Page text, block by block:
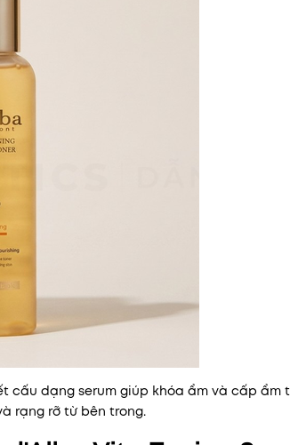
cấu dạng serum giúp khóa ẩm và cấp
rạng rỡ từ bên trong.